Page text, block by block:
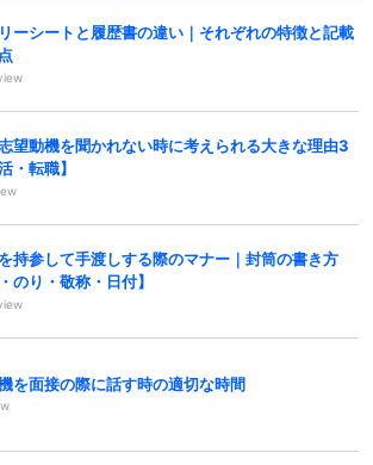
ーシートと履歴書の違い｜それぞれの特徴と記載
望動機を聞かれない時に考えられる大きな理由3
・転職】
持参して手渡しする際のマナー｜封筒の書き方
のり・敬称・日付】
を面接の際に話す時の適切な時間